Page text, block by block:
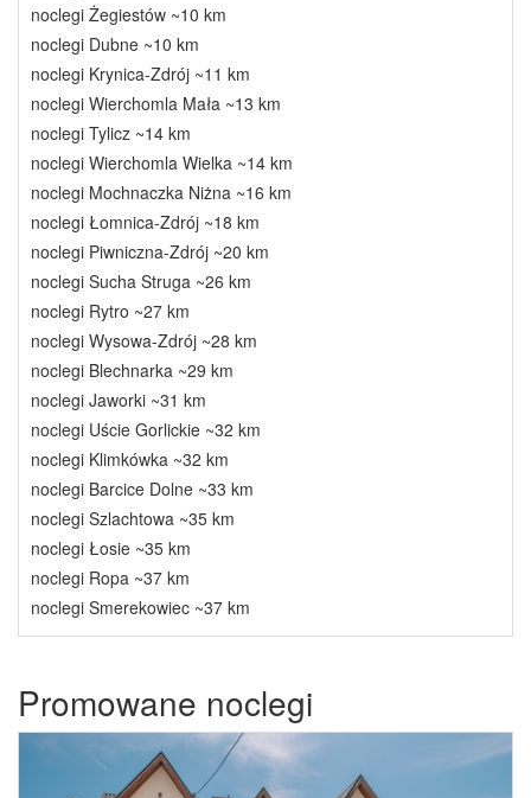
noclegi Żegiestów ~10 km
noclegi Dubne ~10 km
noclegi Krynica-Zdrój ~11 km
noclegi Wierchomla Mała ~13 km
noclegi Tylicz ~14 km
noclegi Wierchomla Wielka ~14 km
noclegi Mochnaczka Niżna ~16 km
noclegi Łomnica-Zdrój ~18 km
noclegi Piwniczna-Zdrój ~20 km
noclegi Sucha Struga ~26 km
noclegi Rytro ~27 km
noclegi Wysowa-Zdrój ~28 km
noclegi Blechnarka ~29 km
noclegi Jaworki ~31 km
noclegi Uście Gorlickie ~32 km
noclegi Klimkówka ~32 km
noclegi Barcice Dolne ~33 km
noclegi Szlachtowa ~35 km
noclegi Łosie ~35 km
noclegi Ropa ~37 km
noclegi Smerekowiec ~37 km
Promowane noclegi
Previous Next